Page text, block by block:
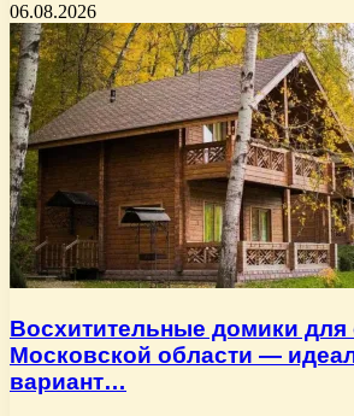
06.08.2026
Восхитительные домики для
Московской области —
вариант…